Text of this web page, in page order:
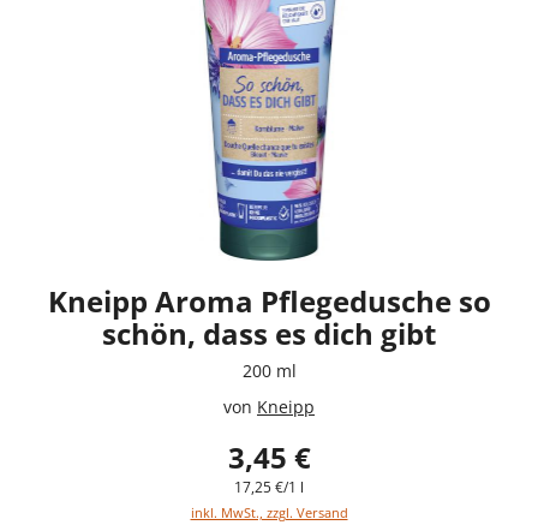
Kneipp Aroma Pflegedusche so
schön, dass es dich gibt
200 ml
von Kneipp
3,45 €
17,25 €/1 l
inkl. MwSt., zzgl. Versand